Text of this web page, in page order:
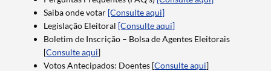
Saiba onde votar [Consulte aqui]
Legislação Eleitoral [Consulte aqui]
Boletim de Inscrição – Bolsa de Agentes Eleitorais
[Consulte aqui]
Votos Antecipados: Doentes [Consulte aqui]